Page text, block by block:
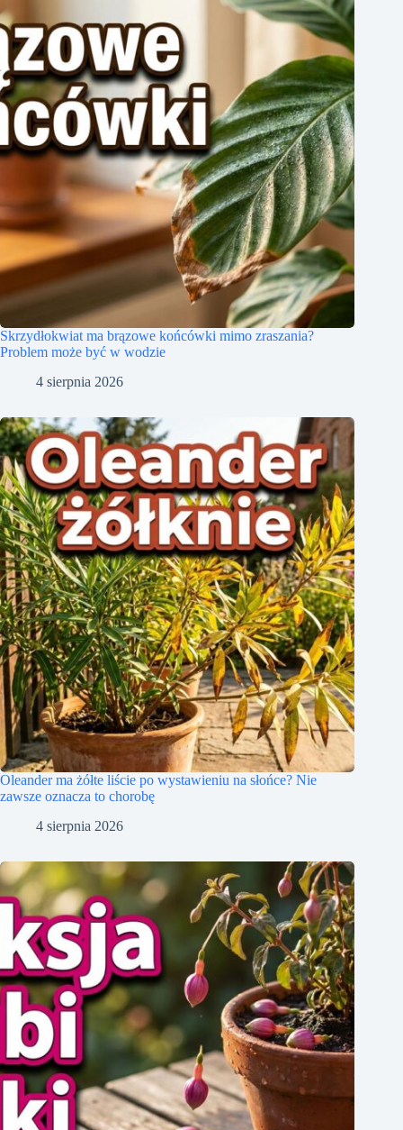
Skrzydłokwiat ma brązowe końcówki mimo zraszania?
Problem może być w wodzie
4 sierpnia 2026
Oleander ma żółte liście po wystawieniu na słońce? Nie
zawsze oznacza to chorobę
4 sierpnia 2026